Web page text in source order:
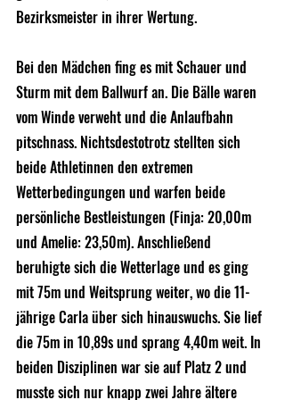
Bezirksmeister in ihrer Wertung.
Bei den Mädchen fing es mit Schauer und
Sturm mit dem Ballwurf an. Die Bälle waren
vom Winde verweht und die Anlaufbahn
pitschnass. Nichtsdestotrotz stellten sich
beide Athletinnen den extremen
Wetterbedingungen und warfen beide
persönliche Bestleistungen (Finja: 20,00m
und Amelie: 23,50m). Anschließend
beruhigte sich die Wetterlage und es ging
mit 75m und Weitsprung weiter, wo die 11-
jährige Carla über sich hinauswuchs. Sie lief
die 75m in 10,89s und sprang 4,40m weit. In
beiden Disziplinen war sie auf Platz 2 und
musste sich nur knapp zwei Jahre ältere